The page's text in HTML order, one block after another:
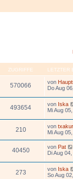
ZUGRIFFE LETZTER
570066 von
Do Aug
493654 von Iska
Mi Aug
210 von txakur
Mi Aug
40450 von Pat
Di Aug
273 von Iska
So Aug